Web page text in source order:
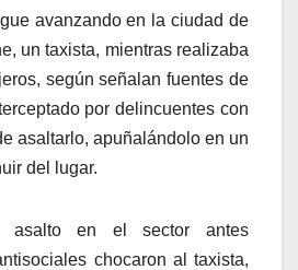
avanzando en la ciudad de
un taxista, mientras realizaba
según señalan fuentes de
por delincuentes con
asaltarlo, apuñalándolo en un
del lugar.
asalto en el sector antes
chocaron al taxista,